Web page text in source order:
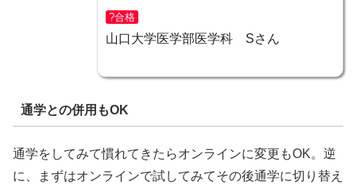
?合格
山口大学医学部医学科 Sさん
通学との併用もOK
通学をしてみて慣れてきたらオンラインに変更もOK。逆
に、まずはオンラインで試してみてその後通学に切り替え